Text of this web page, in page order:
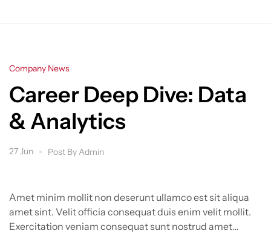
Company News
Career Deep Dive: Data
& Analytics
27 Jun Post By Admin
Amet minim mollit non deserunt ullamco est sit aliqua
amet sint. Velit officia consequat duis enim velit mollit.
Exercitation veniam consequat sunt nostrud amet…